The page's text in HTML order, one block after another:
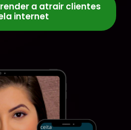
a atrair clientes
internet